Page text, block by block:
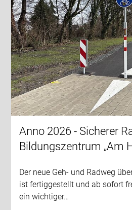
Anno 2026 - Sicherer
Bildungszentrum „Am
Der neue Geh- und Radweg
ist fertiggestellt und ab sofort
ein wichtiger…